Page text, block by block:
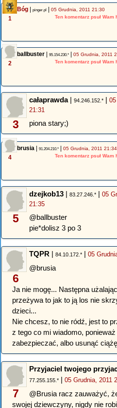
1
Bóg | pinger.pl | 05 Grudnia, 2011 21:30
Ten komentarz psuł Wam
2
ballbuster | 95.154.230.* | 05 Grudnia, 2011
Ten komentarz psuł Wam
3
całaprawda| 94.246.152.* |
21:31
piona stary;)
4
brusia | 91.204.210.* | 05 Grudnia, 2011 21:34
Ten komentarz psuł Wam
5
dzejkob13 | 83.27.246.* | 05
21:35
@ballbuster
pie*dolisz 3 po 3
6
TQPR | 84.10.172.* | 05
@brusia
Ja nie mogę... Następna
przeżywa to jak to ją los nie
dzieci...
Nie chcesz, to nie ródź, jest to
z tego co mi wiadomo,
zabezpieczać, albo usunąć
7
Przyjaciel twojego
77.255.155.* | 05 Grudnia, 2011
@Brusia racz zauważyć,
swojej dziewczyny, nigdy nie